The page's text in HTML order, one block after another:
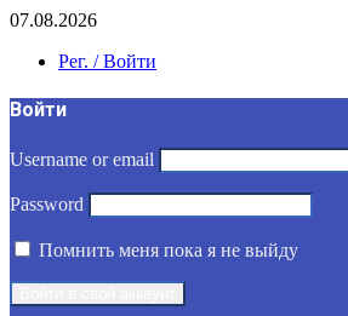
07.08.2026
Рег. / Войти
Войти
Username or email
Password
Помнить меня пока я не выйду